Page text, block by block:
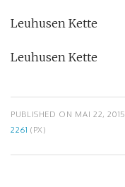
Leuhusen Kette
Leuhusen Kette
PUBLISHED ON MAI 22, 2015
2261 (PX)